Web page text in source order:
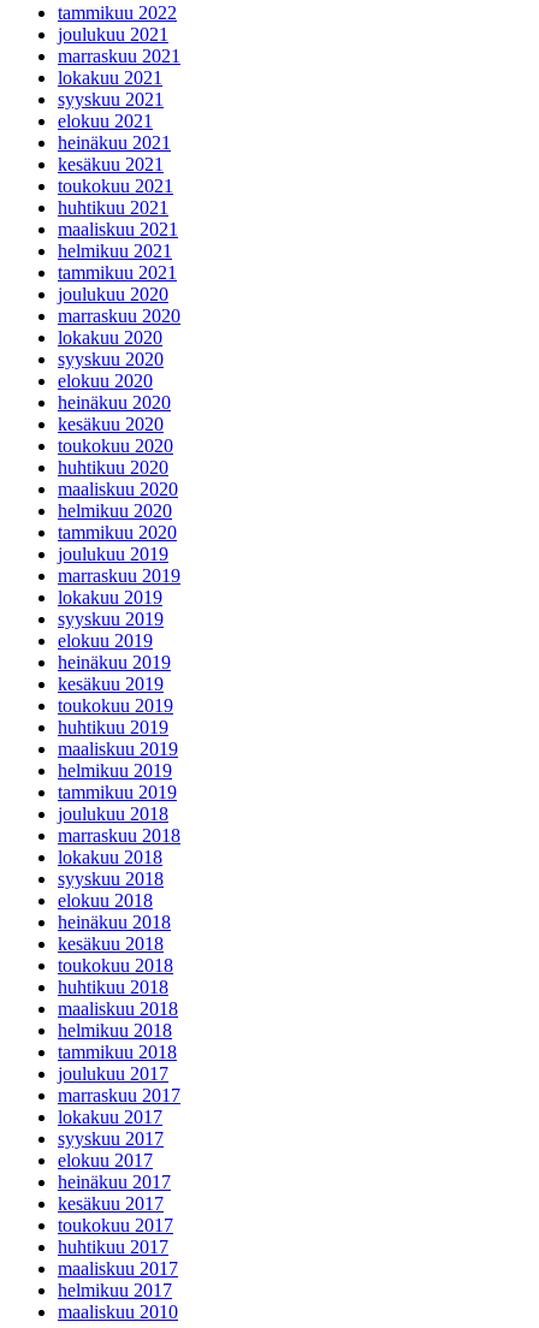
huhtikuu 2022
maaliskuu 2022
helmikuu 2022
tammikuu 2022
joulukuu 2021
marraskuu 2021
lokakuu 2021
syyskuu 2021
elokuu 2021
heinäkuu 2021
kesäkuu 2021
toukokuu 2021
huhtikuu 2021
maaliskuu 2021
helmikuu 2021
tammikuu 2021
joulukuu 2020
marraskuu 2020
lokakuu 2020
syyskuu 2020
elokuu 2020
heinäkuu 2020
kesäkuu 2020
toukokuu 2020
huhtikuu 2020
maaliskuu 2020
helmikuu 2020
tammikuu 2020
joulukuu 2019
marraskuu 2019
lokakuu 2019
syyskuu 2019
elokuu 2019
heinäkuu 2019
kesäkuu 2019
toukokuu 2019
huhtikuu 2019
maaliskuu 2019
helmikuu 2019
tammikuu 2019
joulukuu 2018
marraskuu 2018
lokakuu 2018
syyskuu 2018
elokuu 2018
heinäkuu 2018
kesäkuu 2018
toukokuu 2018
huhtikuu 2018
maaliskuu 2018
helmikuu 2018
tammikuu 2018
joulukuu 2017
marraskuu 2017
lokakuu 2017
syyskuu 2017
elokuu 2017
heinäkuu 2017
kesäkuu 2017
toukokuu 2017
huhtikuu 2017